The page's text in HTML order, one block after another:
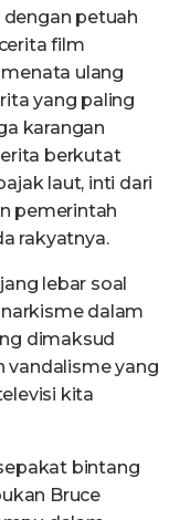
petuah
film
ulang
yang paling
karangan
berkutat
laut, inti dari
pemerintah
rakyatnya.
lebar soal
dalam
dimaksud
vandalisme yang
kita
bintang
Bruce